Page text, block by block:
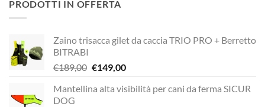
era:
PRODOTTI IN OFFERTA
Zaino trisacca gilet da caccia TRIO PRO + Berretto
BITRABI
€189,00 Il
originale
€149,00Il
attuale
Mantellina alta visibilità per cani da ferma SICUR
DOG